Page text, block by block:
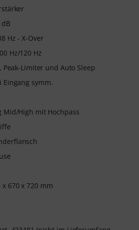
Hz - X-Over
Hz/120 Hz
Limiter und Auto Sleep
Eingang symm.
Mid/High mit Hochpass
670 x 720 mm